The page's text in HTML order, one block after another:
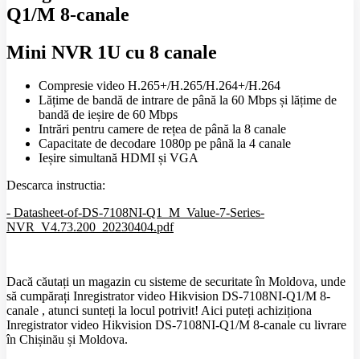
Q1/M 8-canale
Mini NVR 1U cu 8 canale
Compresie video H.265+/H.265/H.264+/H.264
Lățime de bandă de intrare de până la 60 Mbps și lățime de
bandă de ieșire de 60 Mbps
Intrări pentru camere de rețea de până la 8 canale
Capacitate de decodare 1080p pe până la 4 canale
Ieșire simultană HDMI și VGA
Descarca instructia:
- Datasheet-of-DS-7108NI-Q1_M_Value-7-Series-
NVR_V4.73.200_20230404.pdf
Dacă căutați un magazin cu sisteme de securitate în Moldova, unde
să cumpărați Inregistrator video Hikvision DS-7108NI-Q1/M 8-
canale , atunci sunteți la locul potrivit! Aici puteți achiziționa
Inregistrator video Hikvision DS-7108NI-Q1/M 8-canale cu livrare
în Chișinău și Moldova.